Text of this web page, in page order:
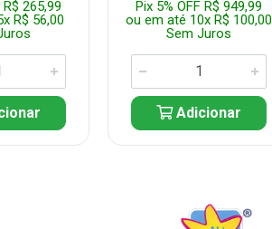
R$ 265,99
R$ 56,00
Pix 5% OFF R$ 949,99
ou em até 10x R$ 100,00
Sem Juros
Adicionar